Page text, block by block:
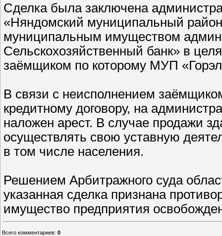
Сделка была заключена
«Няндомский муниципальный
муниципальным имуществом
Сельскохозяйственный банк» в
заёмщиком по которому МУП
В связи с неисполнением
кредитному договору, на
наложен арест. В случае продажи
осуществлять свою уставную
в том числе населения.
Решением Арбитражного суда
указанная сделка признана
имущество предприятия
Всего комментариев: 0